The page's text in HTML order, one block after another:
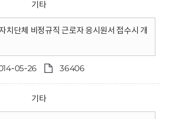
기타
치단체 비정규직 근로자 응시원서 접수시 개
05-26 36406
기타